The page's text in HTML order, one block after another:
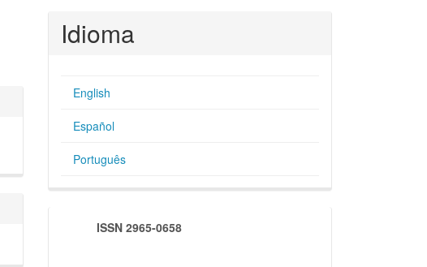
Idioma
English
Español
Português
indexadores
ISSN 2965-0658